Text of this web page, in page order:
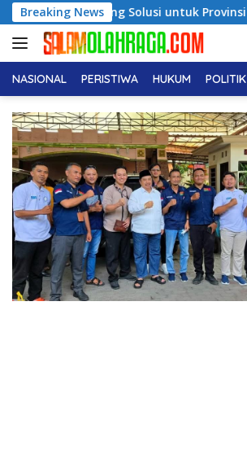
Langsung
ke
konten
Breaking News
Solusi untuk Provinsi Kepulauan
NASIONAL PERISTIWA HUKUM POLITIK